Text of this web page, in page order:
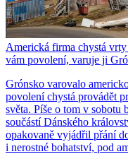
Americká firma chystá
vám povolení, varuje ji
Grónsko varovalo
povolení chystá provádět
světa. Píše o tom v
součástí Dánského
opakovaně vyjádřil přání
i nerostné bohatství, pod